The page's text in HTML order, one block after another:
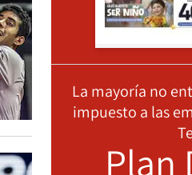
La mayoría no
impuesto a las
Plan